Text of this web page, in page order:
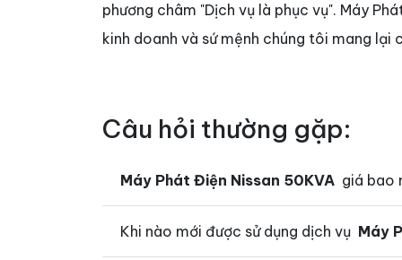
phương châm "Dịch vụ là phục vụ". Máy
kinh doanh và sứ mệnh chúng tôi mang lại
Câu hỏi thường gặp:
Máy Phát Điện Nissan 50KVA giá bao
Khi nào mới được sử dụng dịch vụ Máy